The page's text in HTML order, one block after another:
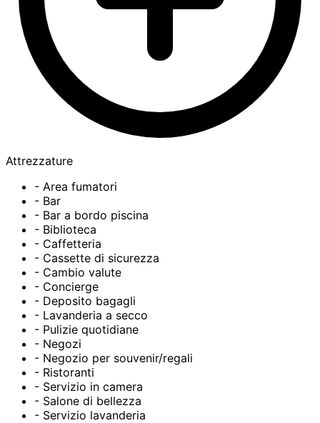
Attrezzature
- Area fumatori
- Bar
- Bar a bordo piscina
- Biblioteca
- Caffetteria
- Cassette di sicurezza
- Cambio valute
- Concierge
- Deposito bagagli
- Lavanderia a secco
- Pulizie quotidiane
- Negozi
- Negozio per souvenir/regali
- Ristoranti
- Servizio in camera
- Salone di bellezza
- Servizio lavanderia